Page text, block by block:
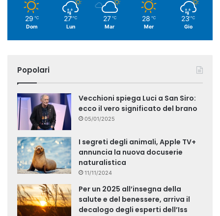
29 ℃
Dom
27 ℃
Lun
27 ℃
Mar
28 ℃
Mer
23 ℃
Gio
Popolari
Vecchioni spiega Luci a San Siro:
ecco il vero significato del brano
05/01/2025
I segreti degli animali, Apple TV+
annuncia la nuova docuserie
naturalistica
11/11/2024
Per un 2025 all’insegna della
salute e del benessere, arriva il
decalogo degli esperti dell’Iss